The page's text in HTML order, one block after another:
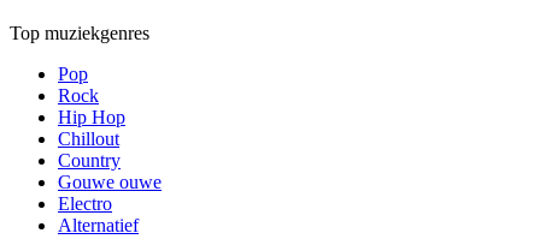
Top muziekgenres
Pop
Rock
Hip Hop
Chillout
Country
Gouwe ouwe
Electro
Alternatief